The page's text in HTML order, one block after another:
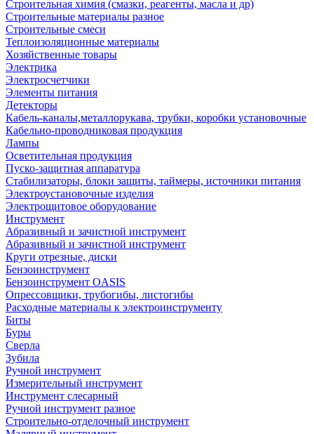
Строительная химия (смазки, реагенты, масла и др)
Строительные материалы разное
Строительные смеси
Теплоизоляционные материалы
Хозяйственные товары
Электрика
Электросчетчики
Элементы питания
Детекторы
Кабель-каналы,металлорукава, трубки, коробки установочные
Кабельно-проводниковая продукция
Лампы
Осветительная продукция
Пуско-защитная аппаратура
Стабилизаторы, блоки защиты, таймеры, источники питания
Электроустановочные изделия
Электрощитовое оборудование
Инструмент
Абразивный и зачистной инструмент
Абразивный и зачистной инструмент
Круги отрезные, диски
Бензоинструмент
Бензоинструмент OASIS
Опрессовщики, трубогибы, листогибы
Расходные материалы к электроинструменту
Биты
Буры
Сверла
Зубила
Ручной инструмент
Измерительный инструмент
Инструмент слесарный
Ручной инструмент разное
Строительно-отделочный инструмент